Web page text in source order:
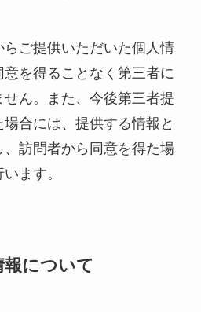
ご提供いただいた個人情
を得ることなく第三者に
ん。また、今後第三者提
合には、提供する情報と
訪問者から同意を得た場
ます。
報について